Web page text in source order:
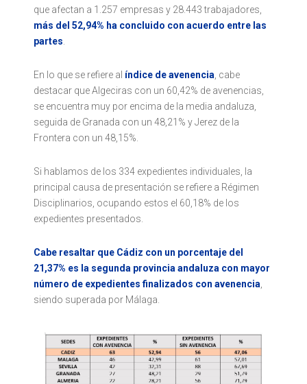
que afectan a 1.257 empresas y 28.443 trabajadores,
más del 52,94% ha concluido con acuerdo entre las
partes
En lo que se refiere al índice de avenencia , cabe
destacar que Algeciras con un 60,42% de avenencias,
se encuentra muy por encima de la media andaluza,
seguida de Granada con un 48,21% y Jerez de la
Frontera con un 48,15%.
Si hablamos de los 334 expedientes individuales, la
principal causa de presentación se refiere a Régimen
Disciplinarios, ocupando estos el 60,18% de los
expedientes presentados.
Cabe resaltar que Cádiz con un porcentaje del
21,37% es la segunda provincia andaluza con mayor
número de expedientes finalizados con avenencia
siendo superada por Málaga.